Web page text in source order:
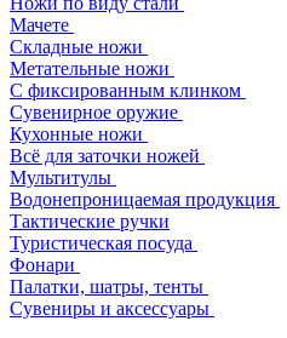
Мачете
Складные ножи
Метательные ножи
С фиксированным клинком
Сувенирное оружие
Кухонные ножи
Всё для заточки ножей
Мультитулы
Водонепроницаемая продукция
Тактические ручки
Туристическая посуда
Фонари
Палатки, шатры, тенты
Сувениры и аксессуары